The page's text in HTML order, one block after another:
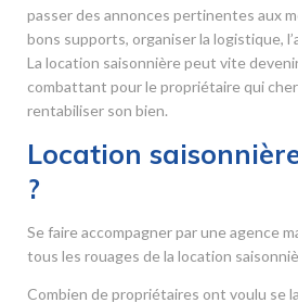
passer des annonces pertinentes aux
bons supports, organiser la logistique,
La location saisonnière peut vite
combattant pour le propriétaire qui
rentabiliser son bien.
Location
?
Se faire accompagner par une agence
tous les rouages de la location
Combien de propriétaires ont voulu se